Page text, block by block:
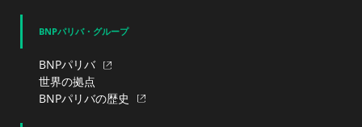
BNPパリバ・グループ
BNPパリバ
世界の拠点
BNPパリバの歴史